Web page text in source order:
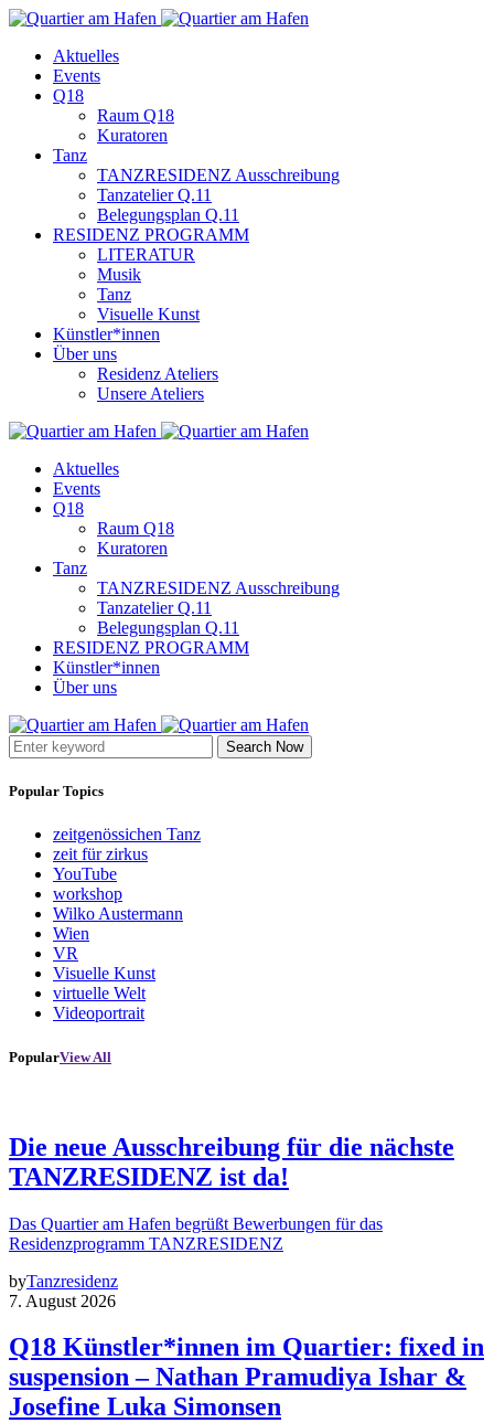
Aktuelles
Events
Q18
Raum Q18
Kuratoren
Tanz
TANZRESIDENZ Ausschreibung
Tanzatelier Q.11
Belegungsplan Q.11
RESIDENZ PROGRAMM
LITERATUR
Musik
Tanz
Visuelle Kunst
Künstler*innen
Über uns
Residenz Ateliers
Unsere Ateliers
Aktuelles
Events
Q18
Raum Q18
Kuratoren
Tanz
TANZRESIDENZ Ausschreibung
Tanzatelier Q.11
Belegungsplan Q.11
RESIDENZ PROGRAMM
Künstler*innen
Über uns
Search Now
Popular Topics
zeitgenössichen Tanz
zeit für zirkus
YouTube
workshop
Wilko Austermann
Wien
VR
Visuelle Kunst
virtuelle Welt
Videoportrait
PopularView All
Die neue Ausschreibung für die nächste
TANZRESIDENZ ist da!
Das Quartier am Hafen begrüßt Bewerbungen für das
Residenzprogramm TANZRESIDENZ
byTanzresidenz
7. August 2026
Q18 Künstler*innen im Quartier: fixed in
suspension – Nathan Pramudiya Ishar &
Josefine Luka Simonsen